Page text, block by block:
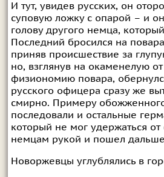
И тут, увидев русских, он
суповую ложку с опарой – и
голову другого немца,
Последний бросился на
приняв происшествие за
но, взглянув на окаменелую от
физиономию повара,
русского офицера сразу же
смирно. Примеру
последовали и остальные
который не мог удержаться
немцам рукой и пошел
Новоржевцы углублялись в